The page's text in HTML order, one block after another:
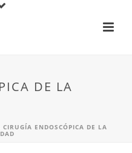
DE LA
CIRUGÍA ENDOSCÓPICA DE LA